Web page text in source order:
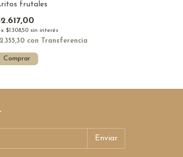
frutales
x $1.308,50 sin interés
con Transferencia
Comprar